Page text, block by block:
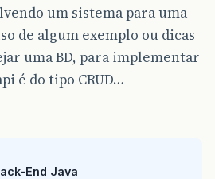
um sistema para uma
de algum exemplo ou dicas
uma BD, para implementar
é do tipo CRUD…
End Java